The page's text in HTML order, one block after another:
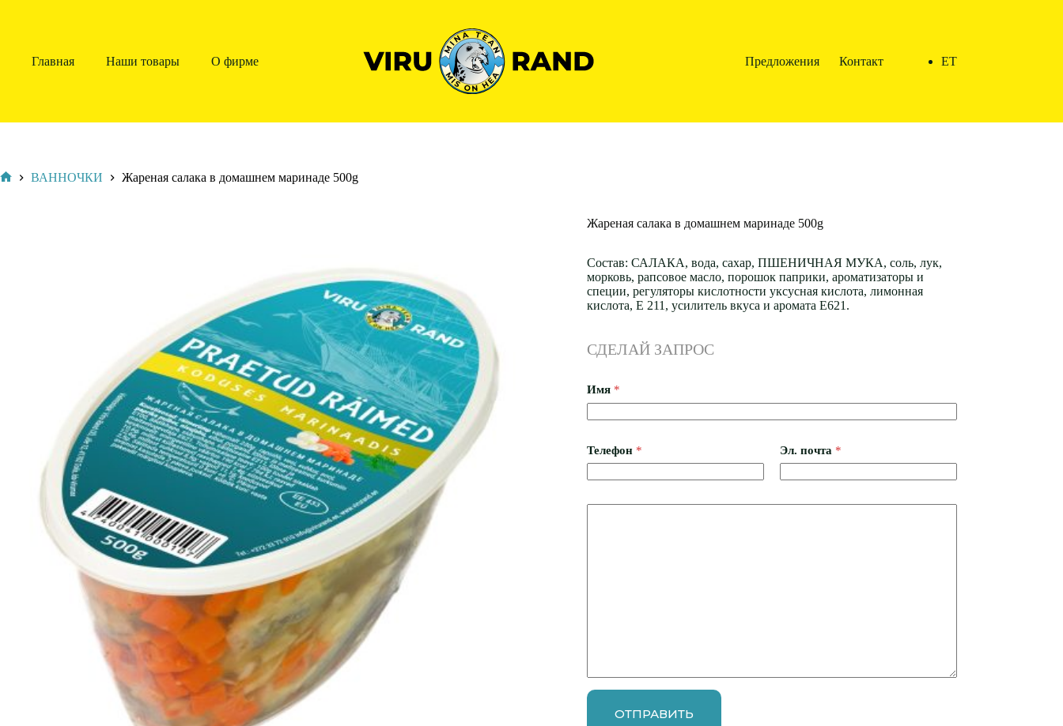
Главная Наши товары О фирме Предложения Контакт ET
ВАННОЧКИ Жареная салака в домашнем маринаде 500g
Жареная салака в домашнем маринаде 500g
Состав: САЛАКА, вода, сахар, ПШЕНИЧНАЯ МУКА, соль, лук,
морковь, рапсовое масло, порошок паприки, ароматизаторы и
специи, регуляторы кислотности уксусная кислота, лимонная
кислота, E 211, усилитель вкуса и аромата E621.
СДЕЛАЙ ЗАПРОС
Имя *
Телефон * Эл. почта *
ОТПРАВИТЬ